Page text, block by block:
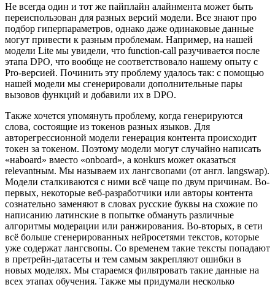
Не всегда один и тот же пайплайн алайнмента может быть
переиспользован для разных версий модели. Все знают про
подбор гиперпараметров, однако даже одинаковые данные
могут привести к разным проблемам. Например, на нашей
модели Lite мы увидели, что function-call разучивается после
этапа DPO, что вообще не соответствовало нашему опыту с
Pro-версией. Починить эту проблему удалось так: с помощью
нашей модели мы сгенерировали дополнительные пары
вызовов функций и добавили их в DPO.
Также хочется упомянуть проблему, когда генерируются
слова, состоящие из токенов разных языков. Для
авторегрессионной модели генерация контента происходит
токен за токеном. Поэтому модели могут случайно написать
«наboard» вместо «onboard», а конkurs может оказаться
relevantным. Мы называем их лангсвопами (от англ. langswap).
Модели сталкиваются с ними всё чаще по двум причинам. Во-
первых, некоторые веб-разработчики или авторы контента
сознательно заменяют в словах русские буквы на схожие по
написанию латинские в попытке обмануть различные
алгоритмы модерации или ранжирования. Во-вторых, в сети
всё больше сгенерированных нейросетями текстов, которые
уже содержат лангсвопы. Со временем такие тексты попадают
в претрейн-датасеты и тем самым закрепляют ошибки в
новых моделях. Мы стараемся фильтровать такие данные на
всех этапах обучения. Также мы придумали несколько